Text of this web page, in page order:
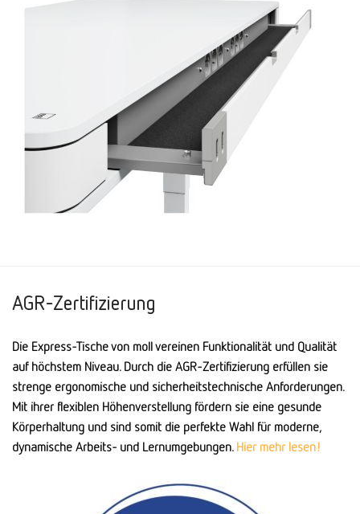
AGR-Zertifizierung
Die Express-Tische von moll vereinen Funktionalität und Qualität
auf höchstem Niveau. Durch die AGR-Zertifizierung erfüllen sie
strenge ergonomische und sicherheitstechnische Anforderungen.
Mit ihrer flexiblen Höhenverstellung fördern sie eine gesunde
Körperhaltung und sind somit die perfekte Wahl für moderne,
dynamische Arbeits- und Lernumgebungen. Hier mehr lesen!